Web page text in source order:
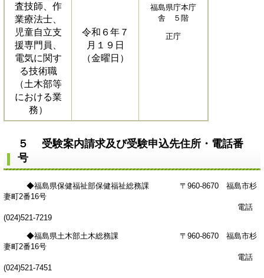
福島県庁本庁
舎 ５階
正庁
査技師、作
業療法士、
児童自立支
援専門員、
電気に関す
る技術職
（土木部等
における業
務）
令和６年７
月１９日
（金曜日）
５ 受験案内請求及び受験申込先住所・電話番
号
◆福島県保健福祉部保健福祉総務課 〒960-8670 福島市杉
妻町2番16号
電話
(024)521-7219
◆福島県土木部土木総務課 〒960-8670 福島市杉
妻町2番16号
電話
(024)521-7451